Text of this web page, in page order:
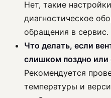
Нет, такие
диагностическое
обращения в сервис.
Что делать, если
слишком поздно
Рекомендуется
температуры и